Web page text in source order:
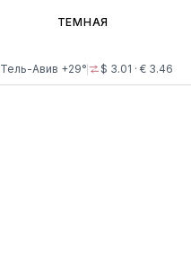
Тель-Авив +29° $ 3.01 · € 3.46
ТЕМНАЯ